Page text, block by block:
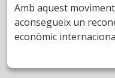
Amb aquest
aconsegueix un
econòmic